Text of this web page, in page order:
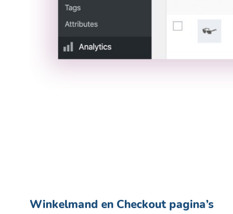
Winkelmand en Checkout pagina’s